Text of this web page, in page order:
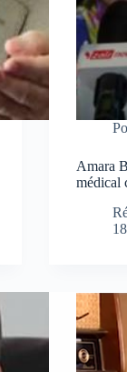
Amara
médical